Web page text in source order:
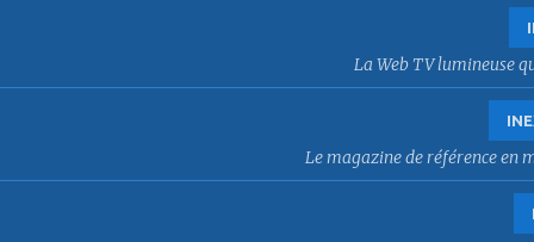
La Web TV lumineuse
Le magazine de référence en